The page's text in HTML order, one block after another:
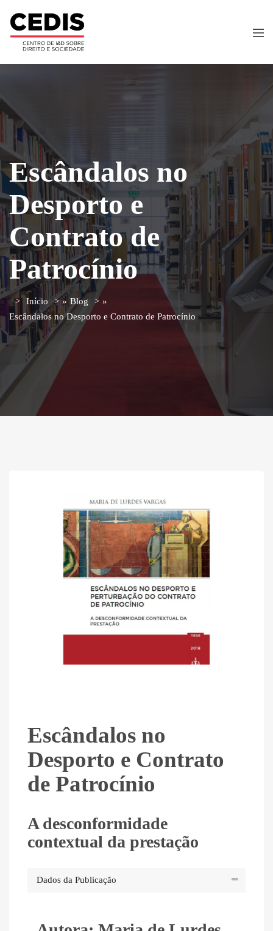
Escândalos no
Desporto e
Contrato de
Patrocínio
Início » Blog
»
Escândalos no Desporto e Contrato de Patrocínio
Escândalos no
Desporto e Contrato
de Patrocínio
A desconformidade
contextual da prestação
Dados da Publicação